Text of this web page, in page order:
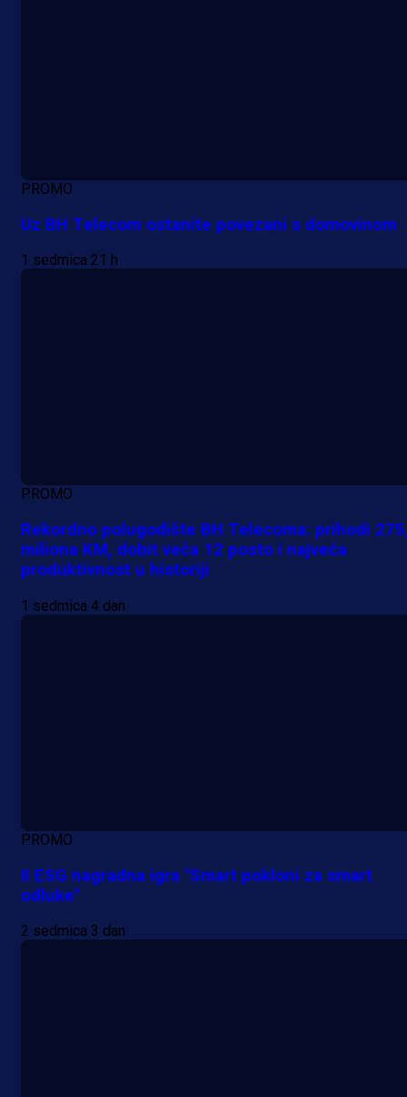
PROMO
Uz BH Telecom ostanite povezani s domovinom
1 sedmica 21 h
PROMO
Rekordno polugodište BH Telecoma: prihodi
miliona KM, dobit veća 12 posto i najveća
produktivnost u historiji
1 sedmica 4 dan
PROMO
II ESG nagradna igra "Smart pokloni za smart
odluke"
2 sedmica 3 dan